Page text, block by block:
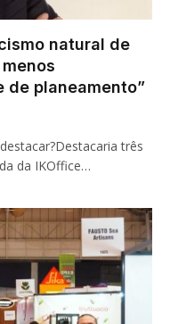
natural de
de planeamento”
três
da IKOffice…